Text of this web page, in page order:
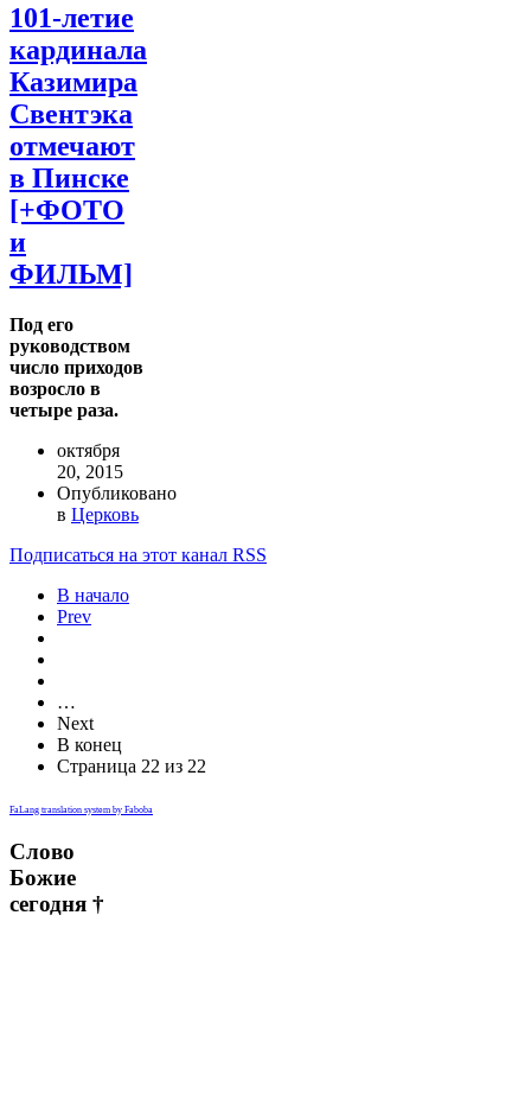
101-летие
кардинала
Казимира
Свентэка
отмечают
в Пинске
[+ФОТО
и
ФИЛЬМ]
Под его
руководством
число приходов
возросло в
четыре раза.
октября
20, 2015
Опубликовано
в Церковь
Подписаться на этот канал RSS
В начало
Prev
…
Next
В конец
Страница 22 из 22
FaLang translation system by Faboba
Слово
Божие
сегодня †